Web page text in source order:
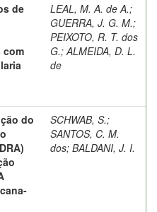
de
com
LEAL, M. A. de A.;
GUERRA, J. G. M.;
PEIXOTO, R. T. dos
G.; ALMEIDA, D. L.
de
do
SCHWAB, S.;
SANTOS, C. M.
dos; BALDANI, J. I.